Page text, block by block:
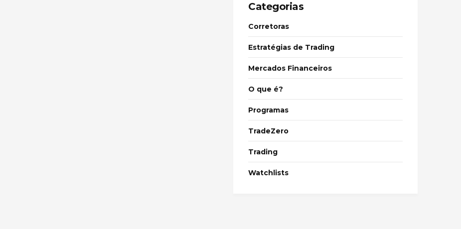
Categorias
Corretoras
Estratégias de Trading
Mercados Financeiros
O que é?
Programas
TradeZero
Trading
Watchlists